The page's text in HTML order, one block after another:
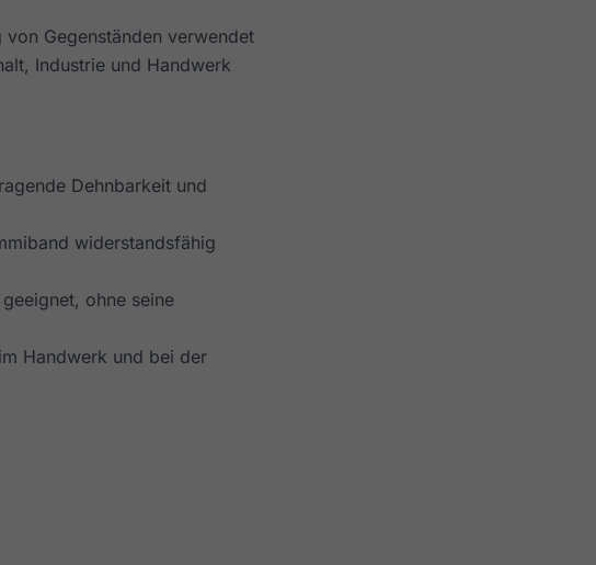
Gegenständen verwendet
Industrie und Handwerk
Dehnbarkeit und
widerstandsfähig
ohne seine
Handwerk und bei der